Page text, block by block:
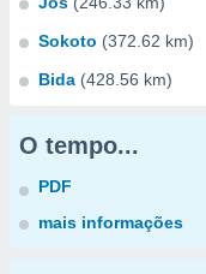
Sokoto (372.62 km)
Bida (428.56 km)
O tempo...
PDF
mais informações